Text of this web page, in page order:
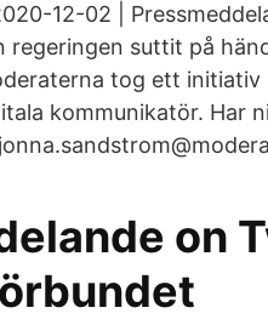
12-02 |
regeringen suttit på
tog ett
kommunikatör. Har
on